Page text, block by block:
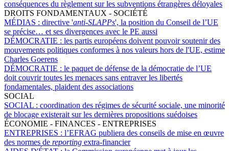
conséquences du règlement sur les subventions étrangères déloyales
DROITS FONDAMENTAUX - SOCIÉTÉ
MÉDIAS : directive 'anti-SLAPPs', la position du Conseil de l’UE
se précise… et ses divergences avec le PE aussi
DÉMOCRATIE : les partis européens doivent pouvoir soutenir des
mouvements politiques conformes à nos valeurs hors de l'UE, estime
Charles Goerens
DÉMOCRATIE : le paquet de défense de la démocratie de l’UE
doit couvrir toutes les menaces sans entraver les libertés
fondamentales, plaident des associations
SOCIAL
SOCIAL : coordination des régimes de sécurité sociale, une minorité
de blocage existerait sur les dernières propositions suédoises
ÉCONOMIE - FINANCES - ENTREPRISES
ENTREPRISES : l’EFRAG publiera des conseils de mise en œuvre
des normes de reporting extra-financier